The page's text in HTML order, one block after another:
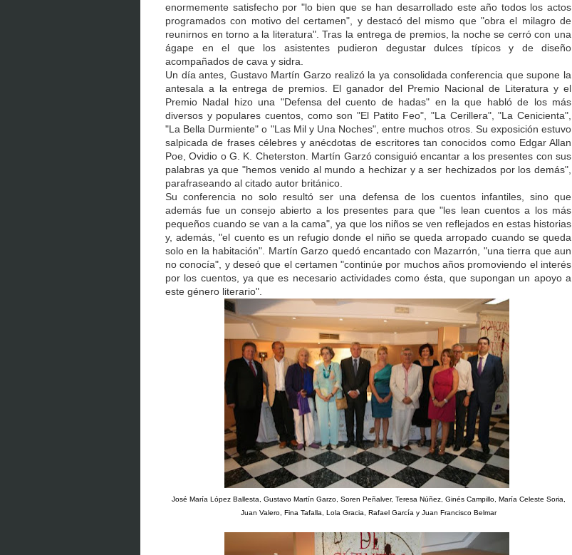
enormemente satisfecho por "lo bien que se han desarrollado este año todos los actos
programados con motivo del certamen", y destacó del mismo que "obra el milagro de
reunirnos en torno a la literatura". Tras la entrega de premios, la noche se cerró con una
ágape en el que los asistentes pudieron degustar dulces típicos y de diseño
acompañados de cava y sidra.
Un día antes, Gustavo Martín Garzo realizó la ya consolidada conferencia que supone la
antesala a la entrega de premios. El ganador del Premio Nacional de Literatura y el
Premio Nadal hizo una "Defensa del cuento de hadas" en la que habló de los más
diversos y populares cuentos, como son "El Patito Feo", "La Cerillera", "La Cenicienta",
"La Bella Durmiente" o "Las Mil y Una Noches", entre muchos otros. Su exposición estuvo
salpicada de frases célebres y anécdotas de escritores tan conocidos como Edgar Allan
Poe, Ovidio o G. K. Cheterston. Martín Garzó consiguió encantar a los presentes con sus
palabras ya que "hemos venido al mundo a hechizar y a ser hechizados por los demás",
parafraseando al citado autor británico.
Su conferencia no solo resultó ser una defensa de los cuentos infantiles, sino que
además fue un consejo abierto a los presentes para que "les lean cuentos a los más
pequeños cuando se van a la cama", ya que los niños se ven reflejados en estas historias
y, además, "el cuento es un refugio donde el niño se queda arropado cuando se queda
solo en la habitación". Martín Garzo quedó encantado con Mazarrón, "una tierra que aun
no conocía", y deseó que el certamen "continúe por muchos años promoviendo el interés
por los cuentos, ya que es necesario actividades como ésta, que supongan un apoyo a
este género literario".
José María López Ballesta, Gustavo Martín Garzo, Soren Peñalver, Teresa Núñez, Ginés Campillo, María Celeste Soria,
Juan Valero, Fina Tafalla, Lola Gracia, Rafael García y Juan Francisco Belmar